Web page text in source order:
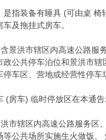
指装备有睡具 (可由桌
及拖挂式房车。
景洪市辖区内高速公路
公共停车泊位和景洪市
车区、营地或经营性停车
(房车) 临时停放区在本通
市辖区内高速公路服务
公共场所实施生火做饭